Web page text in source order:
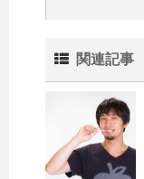
関連記事